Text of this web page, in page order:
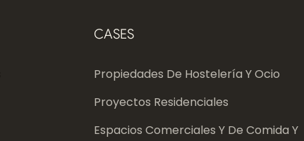
CASES
Propiedades De Hostelería Y Ocio
Proyectos Residenciales
Espacios Comerciales Y De Comida Y